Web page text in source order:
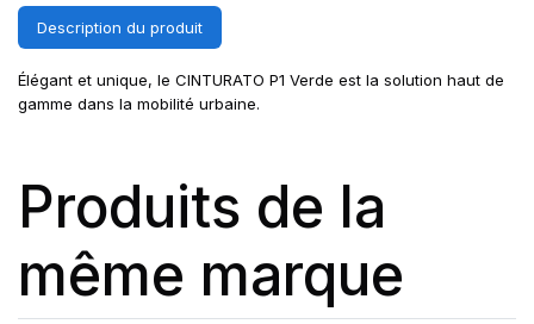
Description du produit
Élégant et unique, le CINTURATO P1 Verde est la solution haut de
gamme dans la mobilité urbaine.
Produits de la
même marque